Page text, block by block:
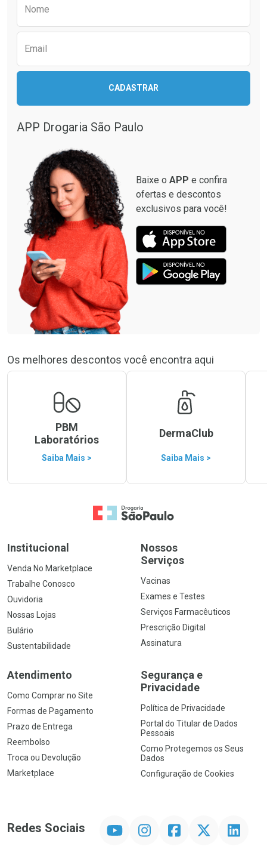
Nome
Email
CADASTRAR
APP Drogaria São Paulo
Baixe o APP e confira
ofertas e descontos
exclusivos para você!
Os melhores descontos você encontra aqui
PBM
Laboratórios
Saiba Mais >
DermaClub
Saiba Mais >
Ir para a Home
Institucional
Venda No Marketplace
Trabalhe Conosco
Ouvidoria
Nossas Lojas
Bulário
Sustentabilidade
Nossos
Serviços
Vacinas
Exames e Testes
Serviços Farmacêuticos
Prescrição Digital
Assinatura
Atendimento
Como Comprar no Site
Formas de Pagamento
Prazo de Entrega
Reembolso
Troca ou Devolução
Marketplace
Segurança e
Privacidade
Política de Privacidade
Portal do Titular de Dados
Pessoais
Como Protegemos os Seus
Dados
Configuração de Cookies
Redes Sociais InstagramFacebookTwitter Linkedin